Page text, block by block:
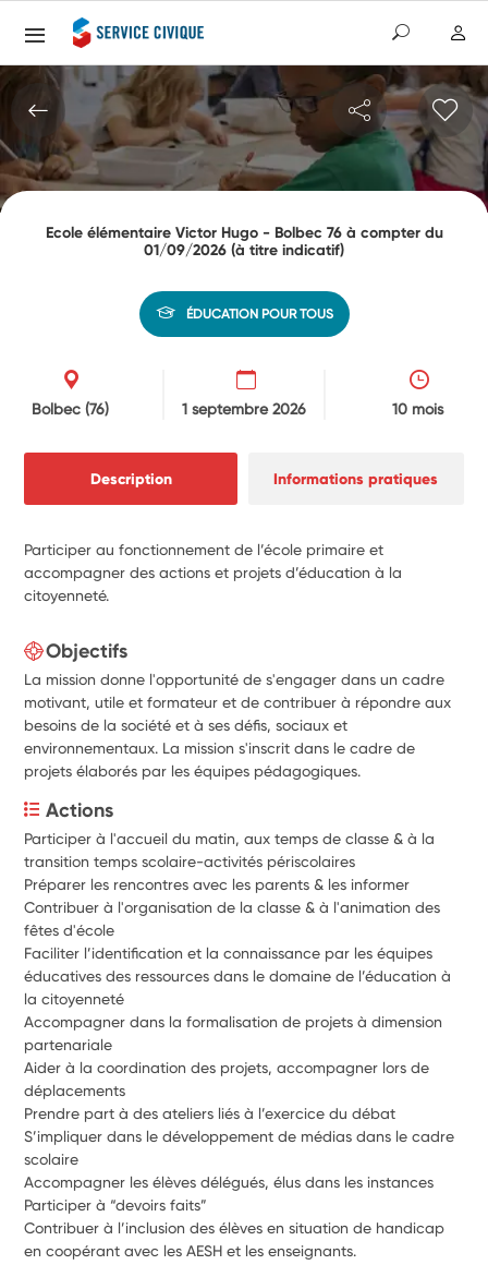
Ecole élémentaire Victor Hugo - Bolbec 76 à compter du
01/09/2026 (à titre indicatif)
ÉDUCATION POUR TOUS
Bolbec(76) 1 septembre 2026 10 mois
Description Informations pratiques
Participer au fonctionnement de l’école primaire et
accompagner des actions et projets d’éducation à la
citoyenneté.
Objectifs
La mission donne l'opportunité de s'engager dans un cadre
motivant, utile et formateur et de contribuer à répondre aux
besoins de la société et à ses défis, sociaux et
environnementaux. La mission s'inscrit dans le cadre de
projets élaborés par les équipes pédagogiques.
Actions
Participer à l'accueil du matin, aux temps de classe & à la
transition temps scolaire-activités périscolaires
Contribuer à l'organisation de la classe & à l'animation des
fêtes d'école
Faciliter l’identification et la connaissance par les équipes
éducatives des ressources dans le domaine de l’éducation à
la citoyenneté
Accompagner dans la formalisation de projets à dimension
partenariale
Aider à la coordination des projets, accompagner lors de
déplacements
Prendre part à des ateliers liés à l’exercice du débat
S’impliquer dans le développement de médias dans le cadre
scolaire
Accompagner les élèves délégués, élus dans les instances
Participer à “devoirs faits”
Contribuer à l’inclusion des élèves en situation de handicap
en coopérant avec les AESH et les enseignants.